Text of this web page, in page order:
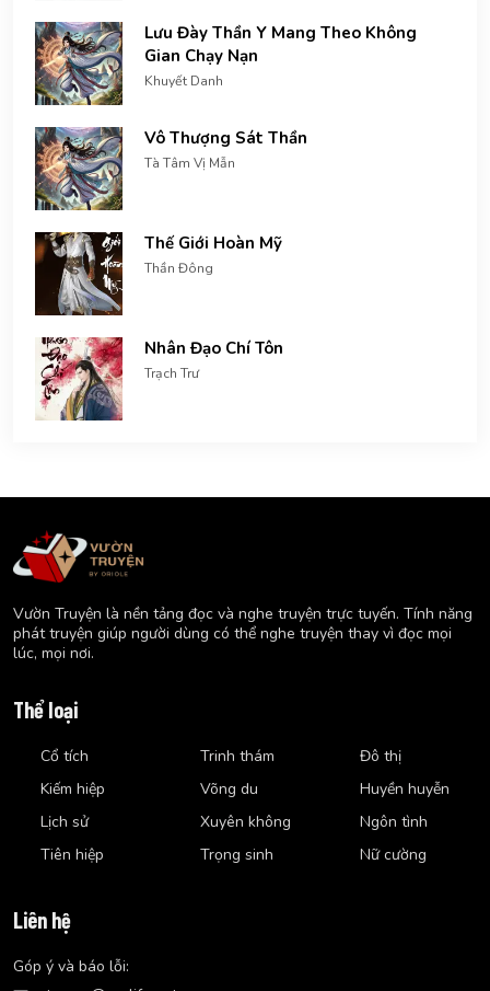
Lưu Đày Thần Y Mang Theo Không
Gian Chạy Nạn
Khuyết Danh
Vô Thượng Sát Thần
Tà Tâm Vị Mẫn
Thế Giới Hoàn Mỹ
Thần Đông
Nhân Đạo Chí Tôn
Trạch Trư
Vườn Truyện là nền tảng đọc và nghe truyện trực tuyến. Tính năng
phát truyện giúp người dùng có thể nghe truyện thay vì đọc mọi
lúc, mọi nơi.
Thể loại
Cổ tích
Kiếm hiệp
Lịch sử
Tiên hiệp
Trinh thám
Võng du
Xuyên không
Trọng sinh
Đô thị
Huyền huyễn
Ngôn tình
Nữ cường
Liên hệ
Góp ý và báo lỗi: